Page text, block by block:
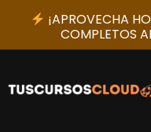
contenido
¡APROVECHA
COMPLETOS